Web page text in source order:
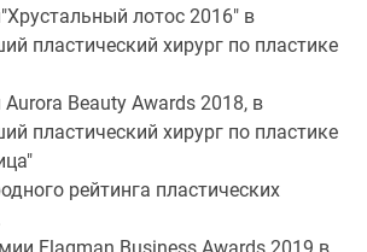
лотос 2016" в
пластический хирург по пластике
Beauty Awards 2018, в
пластический хирург по пластике
рейтинга пластических